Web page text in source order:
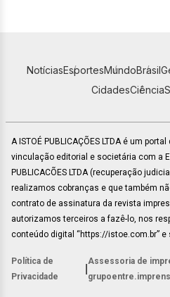
NotíciasEsportesMundoBrasil
CidadesCiência
A ISTOÉ PUBLICAÇÕES LTDA é um
vinculação editorial e societária com a
PUBLICACÕES LTDA (recuperação
realizamos cobranças e que também
contrato de assinatura da revista
autorizamos terceiros a fazê-lo, nos
conteúdo digital “https://istoe.com.br”
Política de
Privacidade
Assessoria de